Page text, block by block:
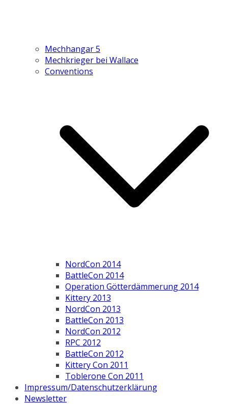
Mechhangar 5
Mechkrieger bei Wallace
Conventions
NordCon 2014
BattleCon 2014
Operation Götterdämmerung 2014
Kittery 2013
NordCon 2013
BattleCon 2013
NordCon 2012
RPC 2012
BattleCon 2012
Kittery Con 2011
Toblerone Con 2011
Impressum/Datenschutzerklärung
Newsletter